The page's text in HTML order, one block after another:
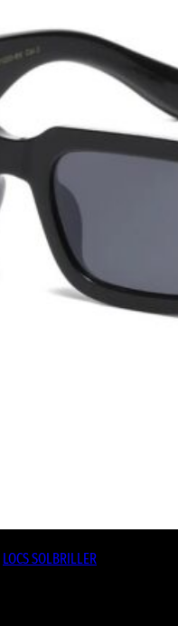
LOCS SOLBRILLER